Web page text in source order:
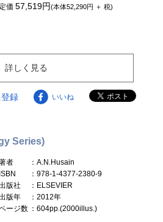
定価57,519円(本体52,290円 ＋ 税)
詳しく見る
録 いいね
Series)
者
：A.N.Husain
ISBN
：978-1-4377-2380-9
版社
：ELSEVIER
版年
：2012年
ージ数 ：604pp.(2000illus.)